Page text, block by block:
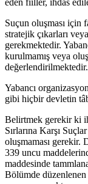
eden fiiller, ihdas
Suçun oluşması için
stratejik çıkarları
gerekmektedir.
kurulmamış veya
değerlendirilmektedir.
Yabancı
gibi hiçbir devletin
Belirtmek gerekir ki
Sırlarına Karşı
oluşmaması gerekir.
339 uncu
maddesinde
Bölümde